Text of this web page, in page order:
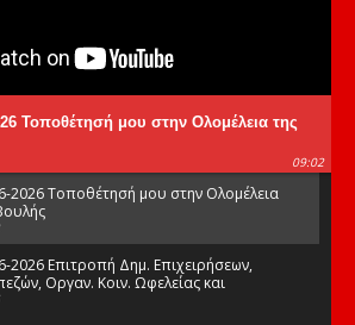
Τοποθέτησή μου στην Ολομέλεια της
09:02
2026 Τοποθέτησή μου στην Ολομέλεια
2026 Επιτροπή Δημ. Επιχειρήσεων,
Οργαν. Κοιν. Ωφελείας και
Κοινων. Ασφάλισης